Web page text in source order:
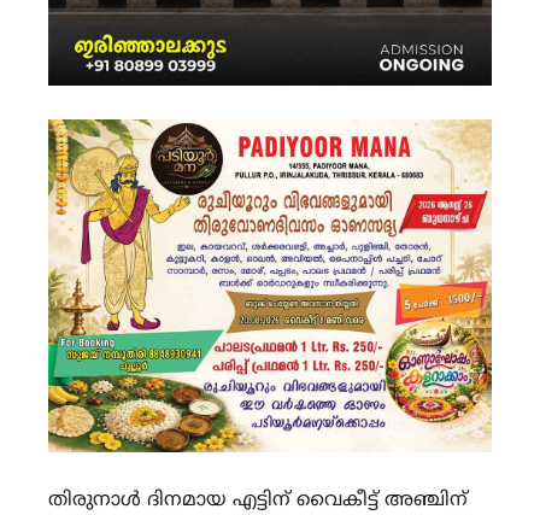
തിരുനാള്‍ ദിനമായ എട്ടിന് വൈകീട്ട് അഞ്ചിന്